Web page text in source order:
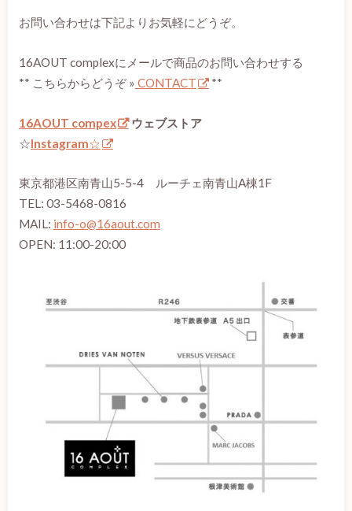
お問い合わせは下記よりお気軽にどうぞ。
16AOUT complexにメールで商品のお問い合わせする
** こちらからどうぞ » CONTACT **
16AOUT compex
ウェブストア
☆Instagram☆
東京都港区南青山5-5-4 ルーチェ南青山A棟1F
TEL: 03-5468-0816
MAIL: info-o@16aout.com
OPEN: 11:00-20:00